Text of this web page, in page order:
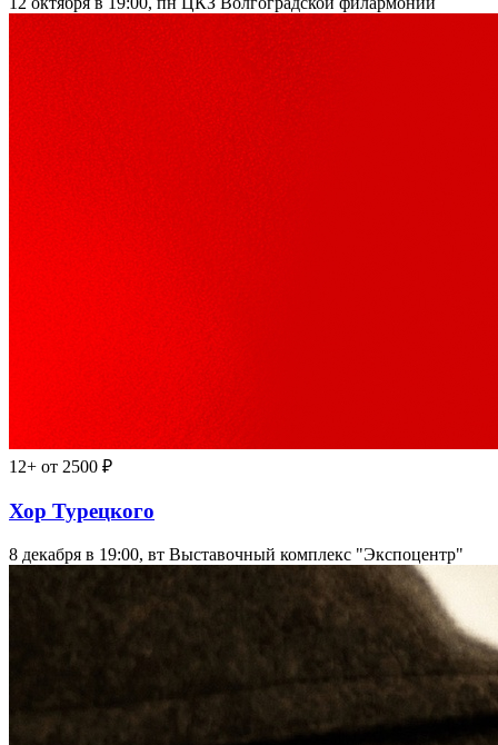
12+ от 2500 ₽
Хор Турецкого
8 декабря в 19:00, вт Выставочный комплекс "Экспоцентр"